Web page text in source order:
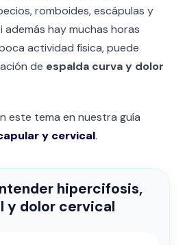
romboides, escápulas y
además hay muchas horas
actividad física, puede
de espalda curva y dolor
este tema en nuestra guía
y cervical.
hipercifosis,
y dolor cervical